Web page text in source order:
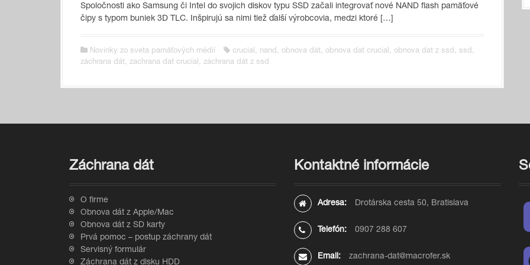
Spoločnosti ako Samsung či Intel do svojich diskov typu SSD začali integrovať nové NAND flash pamäťové
čipy s typom buniek 3D TLC. Inšpirujú sa nimi tiež ďalší výrobcovia, medzi ktoré […]
Novinky zo sveta pamäťových médií crucial, nand, obnova dát, obnova dat crucial, obnova dat z ssd, ssd,
záchrana dát, zachrana dat crucial, záchrana dát z ssd
Záchrana dát
O firme
Obnova dát z Apple/Mac
Obnova dát z SD karty
Prvá pomoc – postup záchrany dát
Servisný formulár
Záchrana dát z disku HDD
Kontaktné informácie
Adresa: Drotárska cesta 50, Bratislava
Telefón: 0907 288 607
Email: zachrana-dat@macrofer.sk